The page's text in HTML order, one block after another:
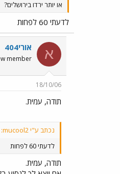
או יותר ירדו בירושלים?
לדעתי 60 לפחות
א אורי404
member
18/10/06
תודה, עמית.
נכתב ע"י mucool2:
לדעתי 60 לפחות
תודה, עמית.